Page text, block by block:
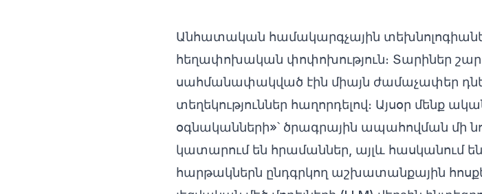
Անհատական համակարգչային
հեղափոխական փոփոխություն։ Տարիներ
սահմանափակված էին միայն ժամաչափեր
տեղեկություններ հաղորդելով։ Այսօր մենք
օգնականների»՝ ծրագրային ապահովման մի
կատարում են հրամաններ, այլև հասկանում
հարթակներն ընդգրկող աշխատանքային